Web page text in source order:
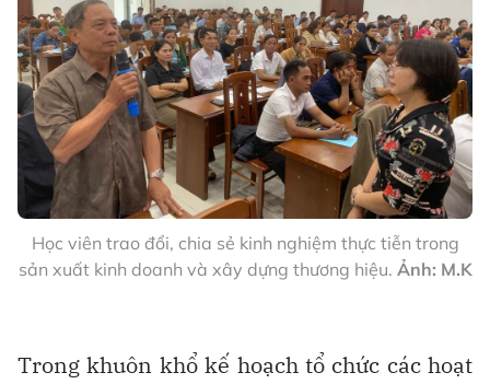
Học viên trao đổi, chia sẻ kinh nghiệm thực tiễn trong
sản xuất kinh doanh và xây dựng thương hiệu. Ảnh: M.K
Trong khuôn khổ kế hoạch tổ chức các hoạt